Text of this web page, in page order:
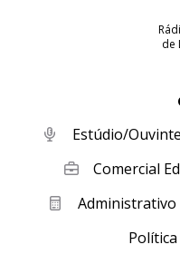
de
Estúdio/
Comercial
Administrativo